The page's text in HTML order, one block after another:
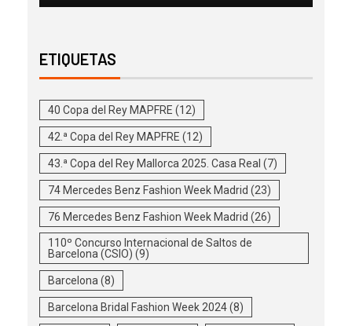
ETIQUETAS
40 Copa del Rey MAPFRE (12)
42.ª Copa del Rey MAPFRE (12)
43.ª Copa del Rey Mallorca 2025. Casa Real (7)
74 Mercedes Benz Fashion Week Madrid (23)
76 Mercedes Benz Fashion Week Madrid (26)
110º Concurso Internacional de Saltos de
Barcelona (CSIO) (9)
Barcelona (8)
Barcelona Bridal Fashion Week 2024(8)